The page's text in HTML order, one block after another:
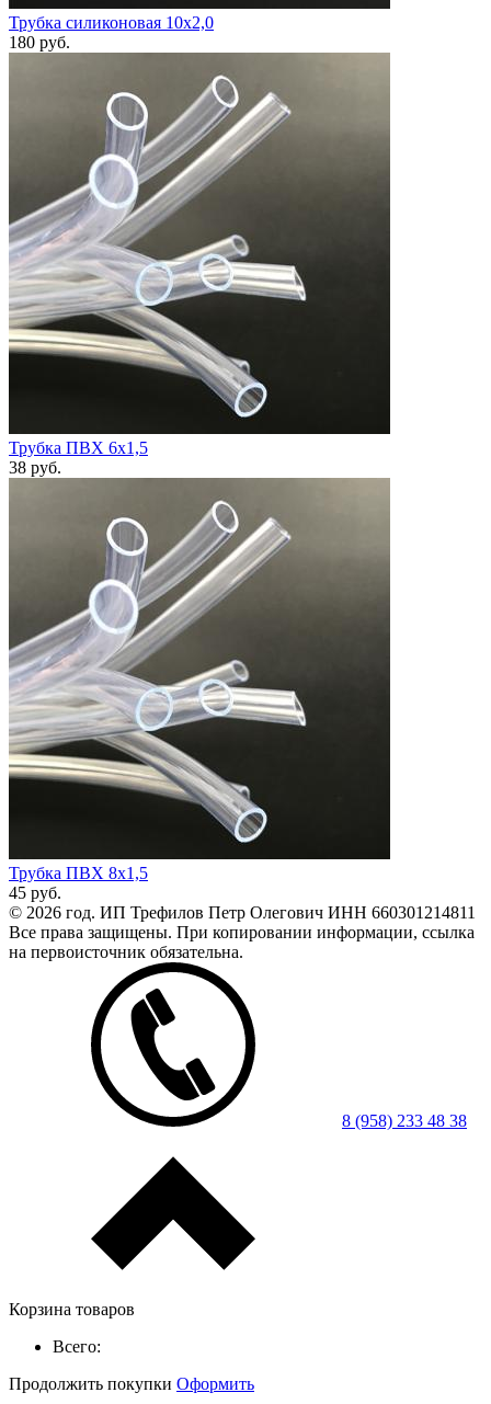
Трубка силиконовая 10х2,0
180 руб.
Трубка ПВХ 6х1,5
38 руб.
Трубка ПВХ 8х1,5
45 руб.
© 2026 год. ИП Трефилов Петр Олегович ИНН 660301214811
Все права защищены. При копировании информации, ссылка
на первоисточник обязательна.
8 (958) 233 48 38
Корзина товаров
Всего:
Продолжить покупки Оформить